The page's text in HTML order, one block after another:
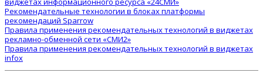
Рекомендательные технологии в блоках платформы
рекомендаций Sparrow
Правила применения рекомендательных технологий в виджетах
рекламно-обменной сети «СМИ2»
Правила применения рекомендательных технологий в виджетах
infox